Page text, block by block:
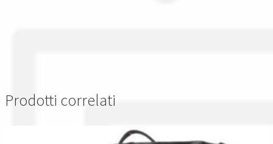
Prodotti correlati